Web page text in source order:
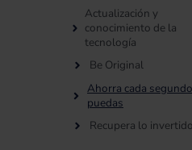
Actualización y
conocimiento de la
tecnología
Be Original
Ahorra cada
puedas
Recupera lo invertido